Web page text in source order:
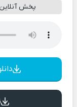
پخش آنلاین